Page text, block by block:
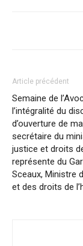
Article précédent
Semaine de
l’intégralité du
d’ouverture de
secrétaire du
justice et droits
représente du
Sceaux, Ministre
et des droits de